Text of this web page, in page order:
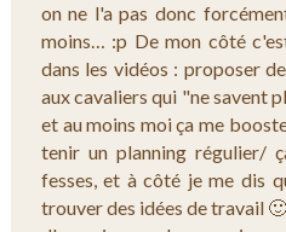
on ne l'a pas donc
moins… :p De mon côté
dans les vidéos : proposer
aux cavaliers qui "ne savent
et au moins moi ça me
tenir un planning régulier/
fesses, et à côté je me dis
trouver des idées de travail